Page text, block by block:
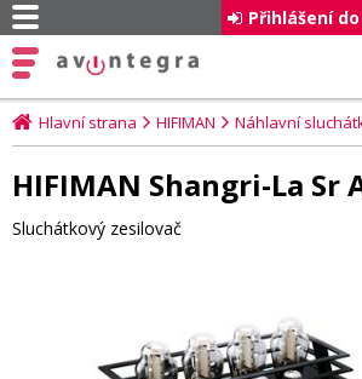
Přihlášení do
Hlavní strana HIFIMAN Náhlavní
HIFIMAN Shangri-La Sr
Sluchátkový zesilovač